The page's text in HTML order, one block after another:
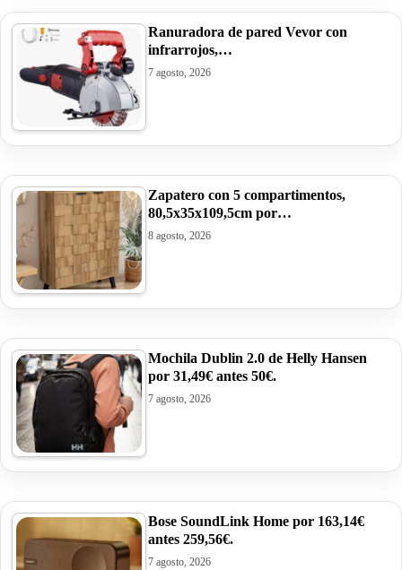
Ranuradora de pared Vevor con
infrarrojos,…
7 agosto, 2026
Zapatero con 5 compartimentos,
80,5x35x109,5cm por…
8 agosto, 2026
Mochila Dublin 2.0 de Helly Hansen
por 31,49€ antes 50€.
7 agosto, 2026
Bose SoundLink Home por 163,14€
antes 259,56€.
7 agosto, 2026